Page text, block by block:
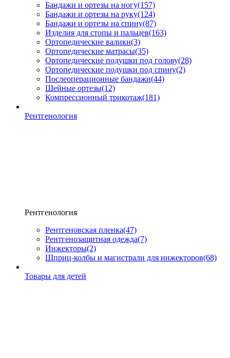
Бандажи и ортезы на ногу(157)
Бандажи и ортезы на руку(124)
Бандажи и ортезы на спину(87)
Изделия для стопы и пальцев(163)
Ортопедические валики(3)
Ортопедические матрасы(35)
Ортопедические подушки под голову(28)
Ортопедические подушки под спину(2)
Послеоперационные бандажи(44)
Шейные ортезы(12)
Компрессионный трикотаж(181)
Рентгенология
Рентгенология
Рентгеновская пленка(47)
Рентгенозащитная одежда(7)
Инжекторы(2)
Шприц-колбы и магистрали для инжекторов(68)
Товары для детей